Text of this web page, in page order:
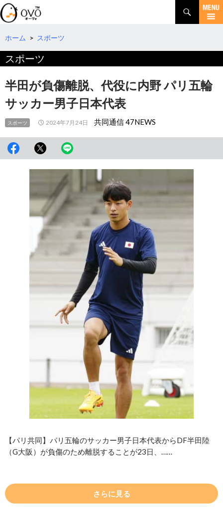
検
索
コ
テ
へ
動
ホーム > スポーツ
スポーツ
半田が負傷離脱、代役に内野 パリ五輪
サッカー男子日本代表
スポーツ 2024年7月24日 共同通信 47NEWS
【パリ共同】パリ五輪のサッカー男子日本代表からDF半田陸
（G大阪）が負傷のため離脱することが23日、……
さらに見る